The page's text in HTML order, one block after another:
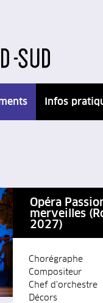
Infos
Opéra
merveilles
2027)
Chorégraphe
Compositeur
Chef d'orchestre
Décors